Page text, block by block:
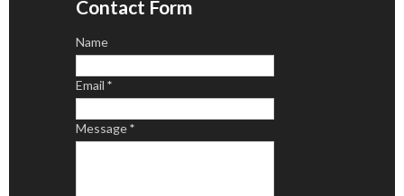
Contact Form
Name
Email *
Message*